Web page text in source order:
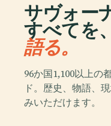
サヴォー
すべてを、
語る。
96か国1,100以上の
ド。歴史、物語、
みいただけます。